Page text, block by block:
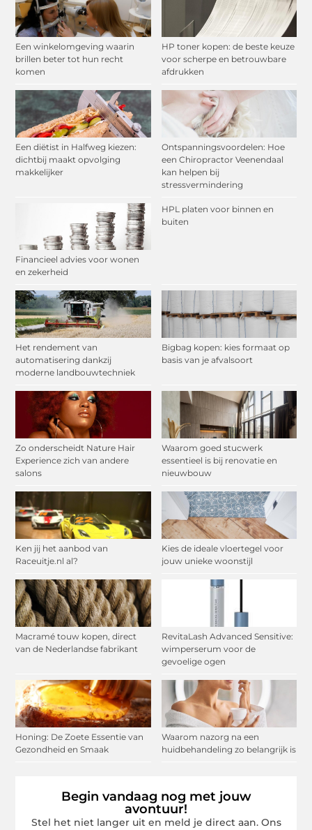
Een winkelomgeving waarin
brillen beter tot hun recht
komen
HP toner kopen: de beste keuze
voor scherpe en betrouwbare
afdrukken
Een diëtist in Halfweg kiezen:
dichtbij maakt opvolging
makkelijker
Ontspanningsvoordelen: Hoe
een Chiropractor Veenendaal
kan helpen bij
stressvermindering
Financieel advies voor wonen
en zekerheid
HPL platen voor binnen en
buiten
Het rendement van
automatisering dankzij
moderne landbouwtechniek
Bigbag kopen: kies formaat op
basis van je afvalsoort
Zo onderscheidt Nature Hair
Experience zich van andere
salons
Waarom goed stucwerk
essentieel is bij renovatie en
nieuwbouw
Ken jij het aanbod van
Raceuitje.nl al?
Kies de ideale vloertegel voor
jouw unieke woonstijl
Macramé touw kopen, direct
van de Nederlandse fabrikant
RevitaLash Advanced Sensitive:
wimperserum voor de
gevoelige ogen
Honing: De Zoete Essentie van
Gezondheid en Smaak
Waarom nazorg na een
huidbehandeling zo belangrijk is
Begin vandaag nog met jouw
avontuur!
Stel het niet langer uit en meld je direct aan. Ons